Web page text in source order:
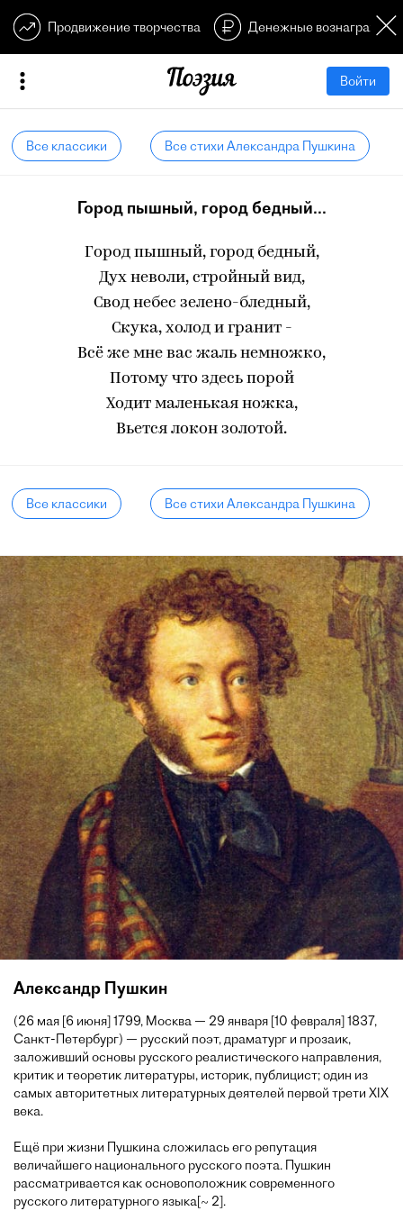
Продвижение творчества Денежные
Войти
Все классики Все стихи Александра Пушкина
Город пышный, город бедный...
Город пышный, город бедный,
Дух неволи, стройный вид,
Свод небес зелено-бледный,
Скука, холод и гранит -
Всё же мне вас жаль немножко,
Потому что здесь порой
Ходит маленькая ножка,
Вьется локон золотой.
Все классики Все стихи Александра Пушкина
Александр Пушкин
(26 мая [6 июня] 1799, Москва — 29 января [10 февраля] 1837,
Санкт-Петербург) — русский поэт, драматург и прозаик,
заложивший основы русского реалистического направления,
критик и теоретик литературы, историк, публицист; один из
самых авторитетных литературных деятелей первой трети XIX
века.
Ещё при жизни Пушкина сложилась его репутация
величайшего национального русского поэта. Пушкин
рассматривается как основоположник современного
русского литературного языка[~ 2].